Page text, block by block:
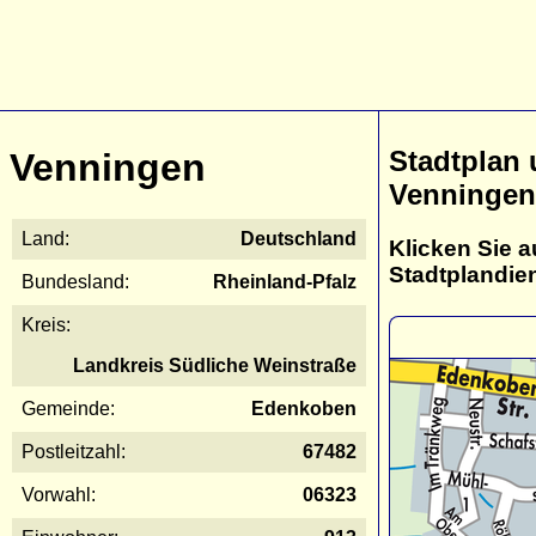
Venningen
Land: Deutschland
Bundesland: Rheinland-Pfalz
Kreis:
Landkreis Südliche Weinstraße
Gemeinde: Edenkoben
Postleitzahl: 67482
Vorwahl: 06323
Stadtplan
Venningen
Klicken Sie